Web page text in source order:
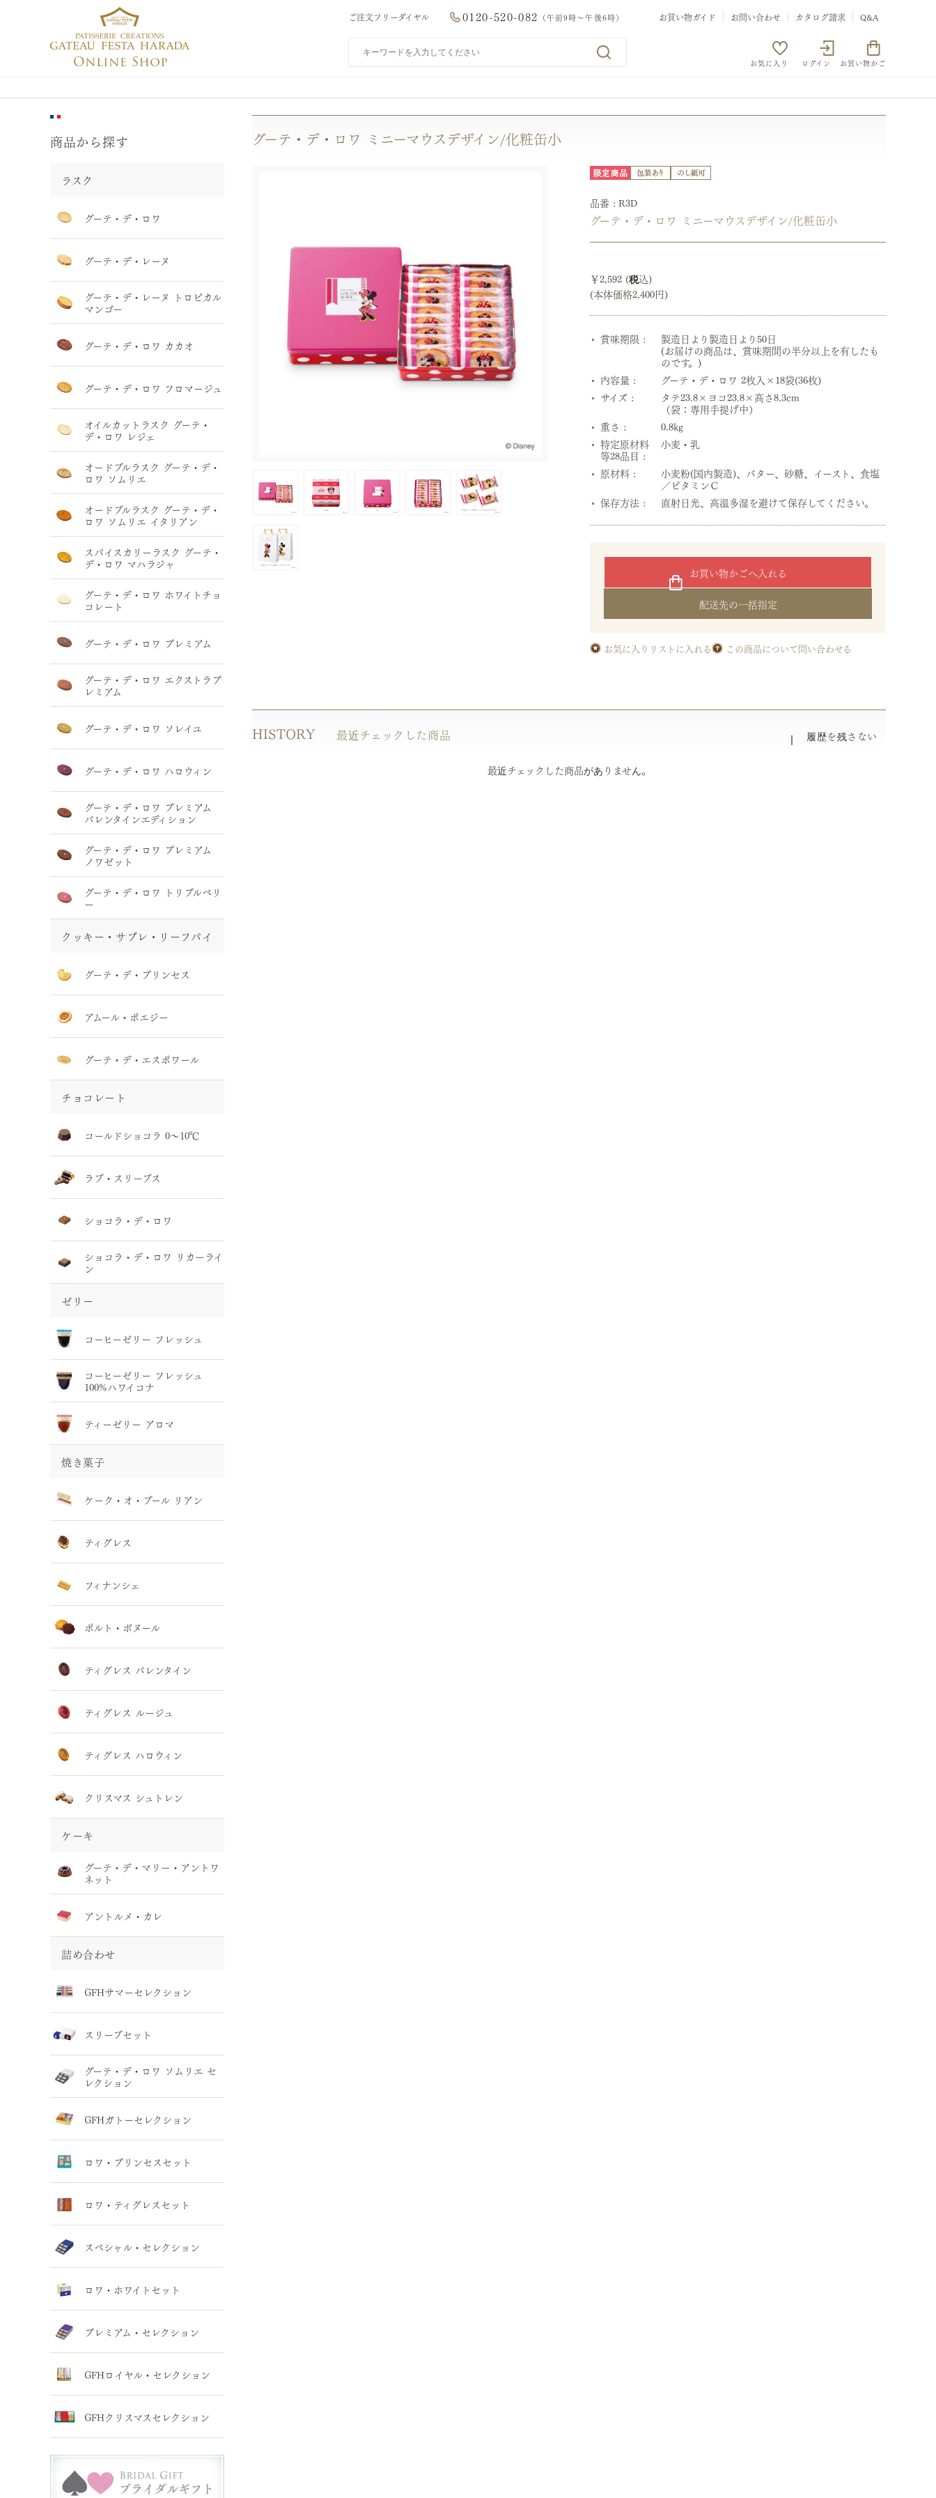
ご注文フリーダイヤル 0120-520-082 （午前9時～午後6時） お買い物ガイド お問い合わせ カタログ請求 Q&A
お気に入り ログイン お買い物かご
商品から探す
ラスク
グーテ・デ・ロワ
グーテ・デ・レーヌ
グーテ・デ・レーヌ トロピカル
マンゴー
グーテ・デ・ロワ カカオ
グーテ・デ・ロワ フロマージュ
オイルカットラスク グーテ・
デ・ロワ レジェ
オードブルラスク グーテ・デ・
ロワ ソムリエ
オードブルラスク グーテ・デ・
ロワ ソムリエ イタリアン
スパイスカリーラスク グーテ・
デ・ロワ マハラジャ
グーテ・デ・ロワ ホワイトチョ
コレート
グーテ・デ・ロワ プレミアム
グーテ・デ・ロワ エクストラプ
レミアム
グーテ・デ・ロワ ソレイユ
グーテ・デ・ロワ ハロウィン
グーテ・デ・ロワ プレミアム
バレンタインエディション
グーテ・デ・ロワ プレミアム
ノワゼット
グーテ・デ・ロワ トリプルベリ
ー
クッキー・サブレ・リーフパイ
グーテ・デ・プリンセス
アムール・ポエジー
グーテ・デ・エスポワール
チョコレート
コールドショコラ 0～10℃
ラブ・スリーブス
ショコラ・デ・ロワ
ショコラ・デ・ロワ リカーライ
ン
ゼリー
コーヒーゼリー フレッシュ
コーヒーゼリー フレッシュ
100%ハワイコナ
ティーゼリー アロマ
焼き菓子
ケーク・オ・ブール リアン
ティグレス
フィナンシェ
ポルト・ボヌール
ティグレス バレンタイン
ティグレス ルージュ
ティグレス ハロウィン
クリスマス シュトレン
ケーキ
グーテ・デ・マリー・アントワ
ネット
アントルメ・カレ
詰め合わせ
GFHサマーセレクション
スリーブセット
グーテ・デ・ロワ ソムリエ セ
レクション
GFHガトーセレクション
ロワ・プリンセスセット
ロワ・ティグレスセット
スペシャル・セレクション
ロワ・ホワイトセット
プレミアム・セレクション
GFHロイヤル・セレクション
GFHクリスマスセレクション
グーテ・デ・ロワ ミニーマウスデザイン/化粧缶小
グーテ・デ・ロワ ミニーマウスデザイン/化粧缶小
￥2,592
(本体価格2,400円)
品番 R3D
賞味期限 製造日より製造日より50日
(お届けの商品は、賞味期間の半分以上を有したも
のです。)
内容量
グーテ・デ・ロワ 2枚入×18袋(36枚)
サイズ
タテ23.8×ヨコ23.8×高さ8.3cm
（袋：専用手提げ中）
重さ
0.8kg
特定原材料
等28品目
小麦・乳
原材料
小麦粉(国内製造)、バター、砂糖、イースト、食塩
／ビタミンＣ
保存方法
直射日光、高温多湿を避けて保存してください。
お買い物かごへ入れる
配送先の一括指定
この商品について問い合わせる
お気に入りリストに入れる
HISTORY 最近チェックした商品 履歴を残さない
最近チェックした商品がありません。